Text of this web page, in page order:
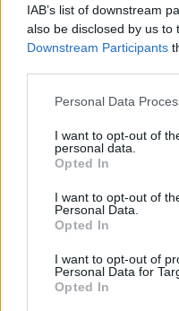
IAB’s list of downstream
also be disclosed by us to
Downstream Participants
Personal Data
I want to opt-out of
personal data.
Opted In
I want to opt-out of
Personal Data.
Opted In
I want to opt-out of
Personal Data for
Opted In
Όταν η Χρυσή Αυγή
των…Ελλήνων και οι